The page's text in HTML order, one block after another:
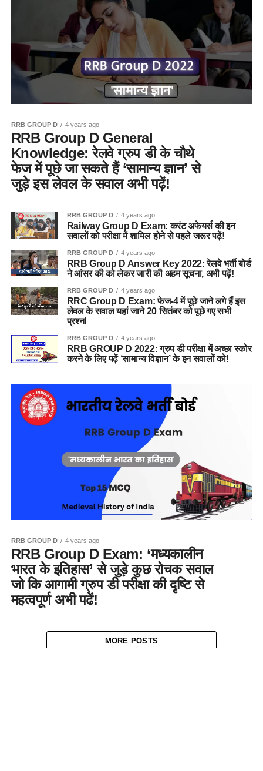
RRB GROUP D 4 years ago
RRB Group D General
Knowledge: रेलवे ग्रुप डी के चौथे
फेज में पूछे जा सकते हैं ‘सामान्य ज्ञान’ से
जुड़े इस लेवल के सवाल अभी पढ़ें!
RRB GROUP D 4 years ago
Railway Group D Exam: करंट अफेयर्स की इन
सवालों को परीक्षा में शामिल होने से पहले जरूर पढ़ें!
RRB GROUP D 4 years ago
RRB Group D Answer Key 2022: रेलवे भर्ती बोर्ड
ने आंसर की को लेकर जारी की अहम सूचना, अभी पढ़ें!
RRB GROUP D 4 years ago
RRC Group D Exam: फेज-4 में पूछे जाने लगे हैं इस
लेवल के सवाल यहां जाने 20 सितंबर को पूछे गए सभी
प्रश्न!
RRB GROUP D 4 years ago
RRB GROUP D 2022: ग्रुप डी परीक्षा में अच्छा स्कोर
करने के लिए पढ़ें ‘सामान्य विज्ञान’ के इन सवालों को!
RRB GROUP D 4 years ago
RRB Group D Exam: ‘मध्यकालीन
भारत के इतिहास’ से जुड़े कुछ रोचक सवाल
जो कि आगामी ग्रुप डी परीक्षा की दृष्टि से
महत्वपूर्ण अभी पढें!
MORE POSTS